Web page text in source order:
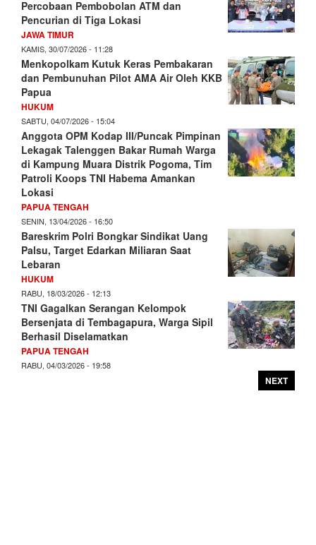
Percobaan Pembobolan ATM dan
Pencurian di Tiga Lokasi
JAWA TIMUR
KAMIS, 30/07/2026 - 11:28
Menkopolkam Kutuk Keras Pembakaran
dan Pembunuhan Pilot AMA Air Oleh KKB
Papua
HUKUM
SABTU, 04/07/2026 - 15:04
Anggota OPM Kodap III/Puncak Pimpinan
Lekagak Talenggen Bakar Rumah Warga
di Kampung Muara Distrik Pogoma, Tim
Patroli Koops TNI Habema Amankan
Lokasi
PAPUA TENGAH
SENIN, 13/04/2026 - 16:50
Bareskrim Polri Bongkar Sindikat Uang
Palsu, Target Edarkan Miliaran Saat
Lebaran
HUKUM
RABU, 18/03/2026 - 12:13
TNI Gagalkan Serangan Kelompok
Bersenjata di Tembagapura, Warga Sipil
Berhasil Diselamatkan
PAPUA TENGAH
RABU, 04/03/2026 - 19:58
NEXT